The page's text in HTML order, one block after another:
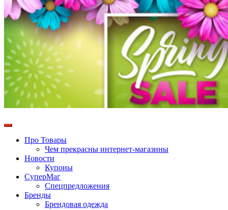
Про Товары
Чем прекрасны интернет-магазины
Новости
Купоны
СуперМаг
Спецпредложения
Бренды
Брендовая одежда